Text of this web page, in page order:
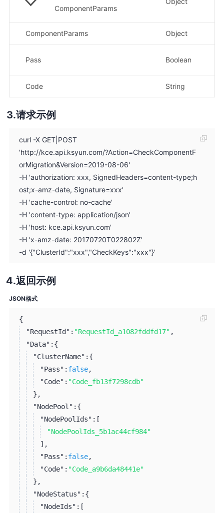
ComponentParams
ComponentParams Object
Pass Boolean
Code String
请求示例
curl -X GET|POST
'http://kce.api.ksyun.com/?Action=CheckComponentF
orMigration&Version=2019-08-06'
-H 'authorization: xxx, SignedHeaders=content-type;h
ost;x-amz-date, Signature=xxx'
-H 'cache-control: no-cache'
-H 'content-type: application/json'
-H 'host: kce.api.ksyun.com'
-H 'x-amz-date: 20170720T022802Z'
-d '{"ClusterId":"xxx","CheckKeys":"xxx"}'
返回示例
JSON格式
{
"RequestId": "RequestId_a1082fddfd17" ,
"Data": {
"ClusterName": {
"Pass": false,
"Code": "Code_fb13f7298cdb"
} ,
"NodePool": {
"NodePoolIds": [
"NodePoolIds_5b1ac44cf984"
] ,
"Pass": false,
"Code": "Code_a9b6da48441e"
} ,
"NodeStatus": {
"NodeIds": [